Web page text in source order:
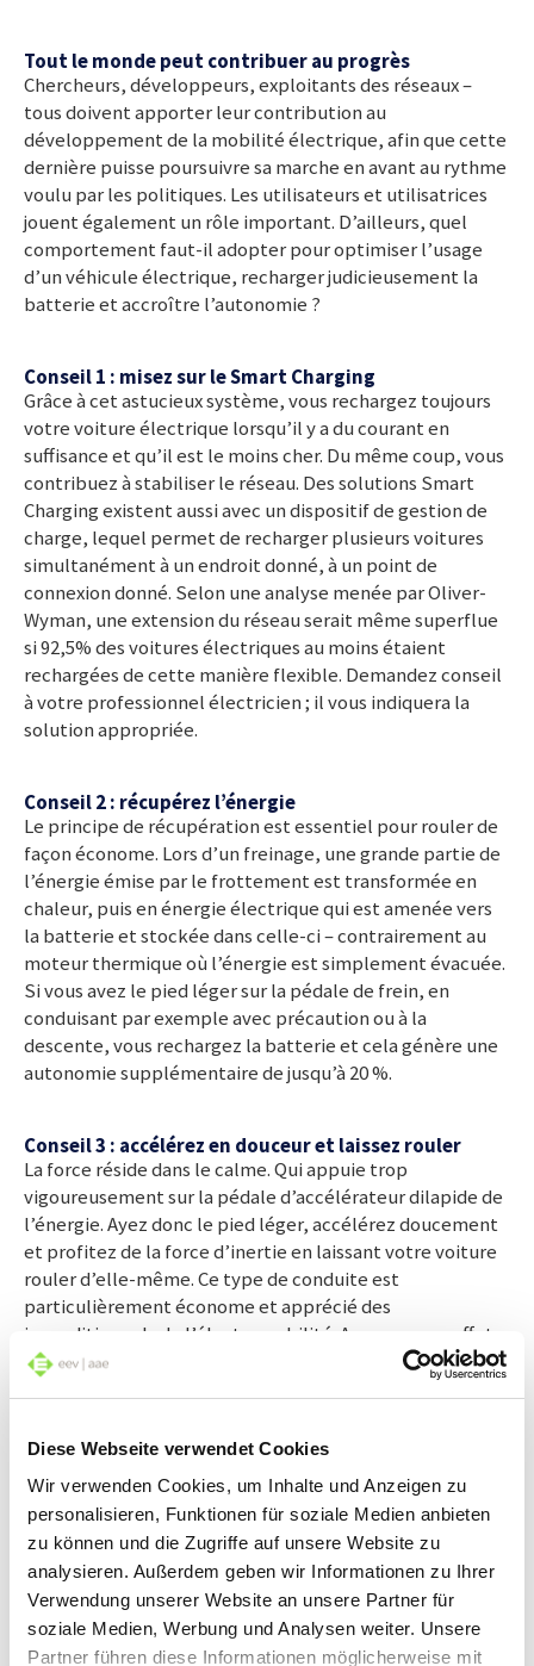
Diese Webseite verwendet Cookies
Wir verwenden Cookies, um Inhalte und Anzeigen zu
personalisieren, Funktionen für soziale Medien anbieten
zu können und die Zugriffe auf unsere Website zu
analysieren. Außerdem geben wir Informationen zu Ihrer
Verwendung unserer Website an unsere Partner für
soziale Medien, Werbung und Analysen weiter. Unsere
Partner führen diese Informationen möglicherweise mit
Tout le monde peut contribuer au progrès
Chercheurs, développeurs, exploitants des réseaux –
tous doivent apporter leur contribution au
développement de la mobilité électrique, afin que cette
dernière puisse poursuivre sa marche en avant au rythme
voulu par les politiques. Les utilisateurs et utilisatrices
jouent également un rôle important. D’ailleurs, quel
comportement faut-il adopter pour optimiser l’usage
d’un véhicule électrique, recharger judicieusement la
batterie et accroître l’autonomie ?
Conseil 1 : misez sur le Smart Charging
Grâce à cet astucieux système, vous rechargez toujours
votre voiture électrique lorsqu’il y a du courant en
suffisance et qu’il est le moins cher. Du même coup, vous
contribuez à stabiliser le réseau. Des solutions Smart
Charging existent aussi avec un dispositif de gestion de
charge, lequel permet de recharger plusieurs voitures
simultanément à un endroit donné, à un point de
connexion donné. Selon une analyse menée par Oliver-
Wyman, une extension du réseau serait même superflue
si 92,5% des voitures électriques au moins étaient
rechargées de cette manière flexible. Demandez conseil
à votre professionnel électricien ; il vous indiquera la
solution appropriée.
Conseil 2 : récupérez l’énergie
Le principe de récupération est essentiel pour rouler de
façon économe. Lors d’un freinage, une grande partie de
l’énergie émise par le frottement est transformée en
chaleur, puis en énergie électrique qui est amenée vers
la batterie et stockée dans celle-ci – contrairement au
moteur thermique où l’énergie est simplement évacuée.
Si vous avez le pied léger sur la pédale de frein, en
conduisant par exemple avec précaution ou à la
descente, vous rechargez la batterie et cela génère une
autonomie supplémentaire de jusqu’à 20 %.
Conseil 3 : accélérez en douceur et laissez rouler
La force réside dans le calme. Qui appuie trop
vigoureusement sur la pédale d’accélérateur dilapide de
l’énergie. Ayez donc le pied léger, accélérez doucement
et profitez de la force d’inertie en laissant votre voiture
rouler d’elle-même. Ce type de conduite est
particulièrement économe et apprécié des
inconditionnels de l’électromobilité. Avec comme effet
positif que votre batterie acquiert une autonomie
Conseil 4 : réduisez le poids, augmentez la pression
des pneus
Quel que soit le type de voiture – moteur thermique ou
électrique, la règle est la même : conduisez avec le moins
de bagages possibles et retirez – autant que faire se peut
– coffre de toit et porte-skis. La résistance à l’air de ces
accessoires engendre une consommation d’énergie
nettement supérieure. Veillez également à la pression